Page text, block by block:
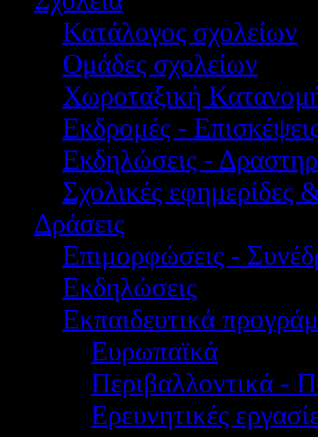
Κατάλογος σχολείων
Ομάδες σχολείων
Χωροταξική
Εκδρομές -
Εκδηλώσεις -
Σχολικές εφημερίδες
Δράσεις
Επιμορφώσεις -
Εκδηλώσεις
Εκπαιδευτικά
Ευρωπαϊκά
Περιβαλλοντικά -
Ερευνητικές